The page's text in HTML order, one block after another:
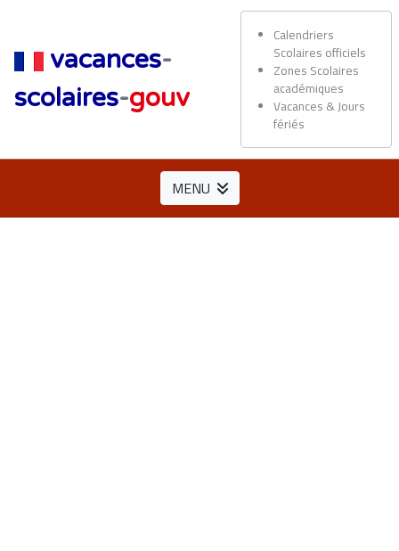
vacances-
scolaires-gouv
Calendriers
Scolaires officiels
Zones Scolaires
académiques
Vacances & Jours
fériés
MENU